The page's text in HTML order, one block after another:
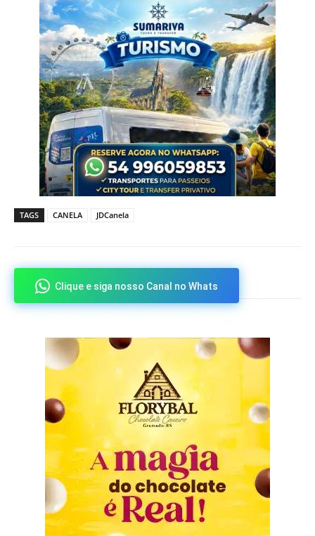
TAGS CANELA JDCanela
Clique e siga nosso Canal no Whats